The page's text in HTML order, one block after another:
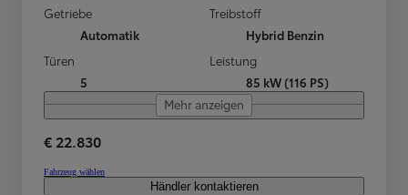
Getriebe
Automatik
Treibstoff
Hybrid Benzin
Türen
5
Leistung
85 kW (116 PS)
Mehr anzeigen
€ 22.830
Fahrzeug wählen
Händler kontaktieren